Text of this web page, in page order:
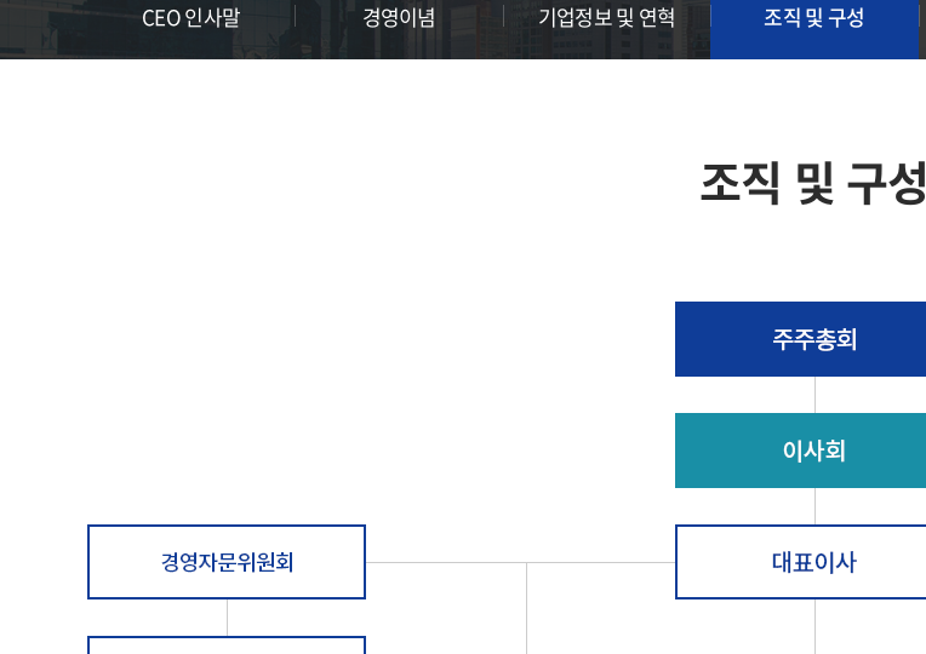
CEO 인사말 경영이념 기업정보 및 연혁 조직 및 구성
조직 및 구성